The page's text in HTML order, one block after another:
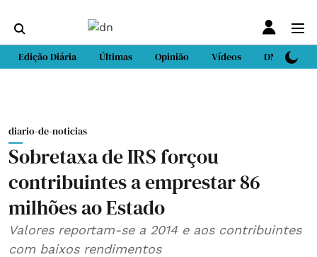
Edição Diária Últimas Opinião Vídeos DN Sport
diario-de-noticias
Sobretaxa de IRS forçou
contribuintes a emprestar 86
milhões ao Estado
Valores reportam-se a 2014 e aos contribuintes
com baixos rendimentos